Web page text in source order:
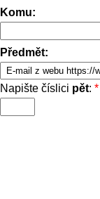
Komu:
Předmět:
Napište číslici pět: *